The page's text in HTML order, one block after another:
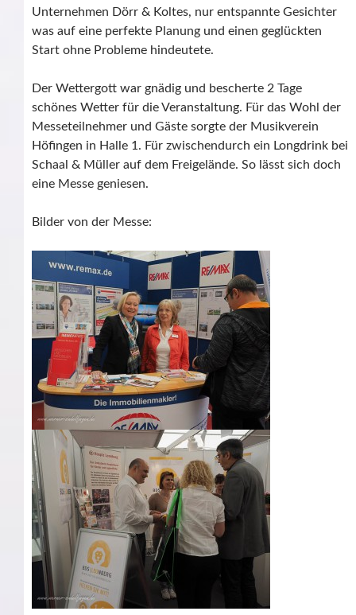
Unternehmen Dörr & Koltes, nur entspannte Gesichter
was auf eine perfekte Planung und einen geglückten
Start ohne Probleme hindeutete.
Der Wettergott war gnädig und bescherte 2 Tage
schönes Wetter für die Veranstaltung. Für das Wohl der
Messeteilnehmer und Gäste sorgte der Musikverein
Höfingen in Halle 1. Für zwischendurch ein Longdrink bei
Schaal & Müller auf dem Freigelände. So lässt sich doch
eine Messe geniesen.
Bilder von der Messe: